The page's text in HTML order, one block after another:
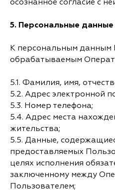
осознанное согласие с
5. Персональные данные
К персональным данным
обрабатываемым
5.1. Фамилия, имя,
5.2. Адрес электронной
5.3. Номер телефона;
5.4. Адрес места
жительства;
5.5. Данные,
предоставляемых
целях исполнения
заключенному между
Пользователем;